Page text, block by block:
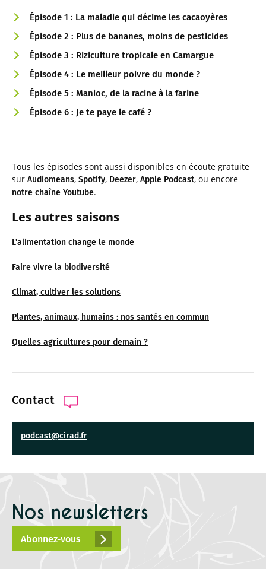
Épisode 1 : La maladie qui décime les cacaoyères
Épisode 2 : Plus de bananes, moins de pesticides
Épisode 3 : Riziculture tropicale en Camargue
Épisode 4 : Le meilleur poivre du monde ?
Épisode 5 : Manioc, de la racine à la farine
Épisode 6 : Je te paye le café ?
Tous les épisodes sont aussi disponibles en écoute gratuite
sur Audiomeans, Spotify, Deezer, Apple Podcast, ou encore
notre chaîne Youtube.
Les autres saisons
L'alimentation change le monde
Faire vivre la biodiversité
Climat, cultiver les solutions
Plantes, animaux, humains : nos santés en commun
Quelles agricultures pour demain ?
Contact
podcast@cirad.fr
Nos newsletters
Abonnez-vous